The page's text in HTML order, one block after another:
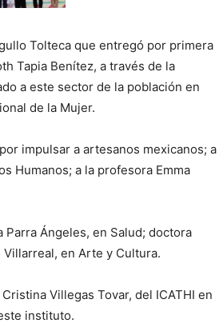
Tolteca que entregó por primera
Tapia Benítez, a través de la
a este sector de la población en
de la Mujer.
impulsar a artesanos mexicanos; a
Humanos; a la profesora Emma
Parra Ángeles, en Salud; doctora
en Arte y Cultura.
Villegas Tovar, del ICATHI en
instituto.